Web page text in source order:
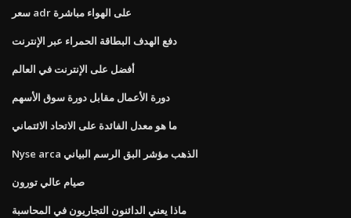
سعر adr على الهواء مباشرة
دفع الهدف البطاقة الحمراء عبر الإنترنت
أفضل على الإنترنت في العالم
دورة الأعمال مقابل دورة سوق الأسهم
ما هو معدل الفائدة على الاتحاد الائتماني
Nyse arca الذهب مؤشر البق الرسم البياني
صيام عالي تورون
ماذا يعني الدائنون التجاريون في المحاسبة